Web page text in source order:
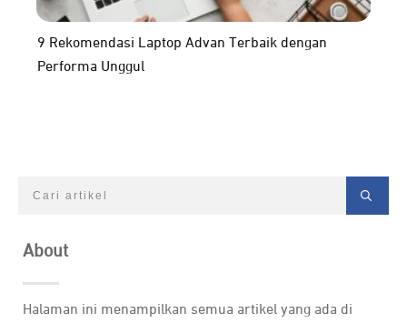
9 Rekomendasi Laptop Advan Terbaik dengan
Performa Unggul
About
Halaman ini menampilkan semua artikel yang ada di